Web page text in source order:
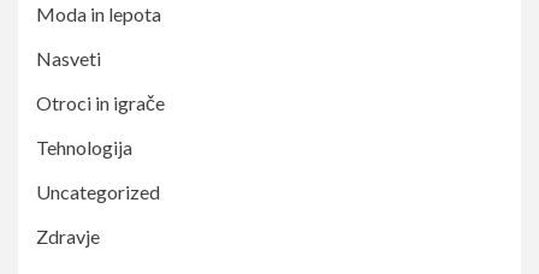
Moda in lepota
Nasveti
Otroci in igrače
Tehnologija
Uncategorized
Zdravje